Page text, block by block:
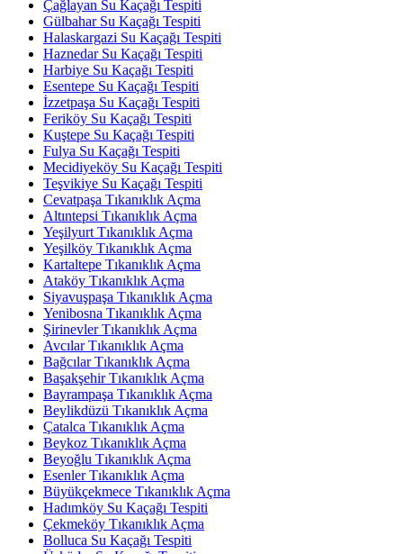
Çağlayan Su Kaçağı Tespiti
Gülbahar Su Kaçağı Tespiti
Halaskargazi Su Kaçağı Tespiti
Haznedar Su Kaçağı Tespiti
Harbiye Su Kaçağı Tespiti
Esentepe Su Kaçağı Tespiti
İzzetpaşa Su Kaçağı Tespiti
Feriköy Su Kaçağı Tespiti
Kuştepe Su Kaçağı Tespiti
Fulya Su Kaçağı Tespiti
Mecidiyeköy Su Kaçağı Tespiti
Teşvikiye Su Kaçağı Tespiti
Cevatpaşa Tıkanıklık Açma
Altıntepsi Tıkanıklık Açma
Yeşilyurt Tıkanıklık Açma
Yeşilköy Tıkanıklık Açma
Kartaltepe Tıkanıklık Açma
Ataköy Tıkanıklık Açma
Siyavuşpaşa Tıkanıklık Açma
Yenibosna Tıkanıklık Açma
Şirinevler Tıkanıklık Açma
Avcılar Tıkanıklık Açma
Bağcılar Tıkanıklık Açma
Başakşehir Tıkanıklık Açma
Bayrampaşa Tıkanıklık Açma
Beylikdüzü Tıkanıklık Açma
Çatalca Tıkanıklık Açma
Beykoz Tıkanıklık Açma
Beyoğlu Tıkanıklık Açma
Esenler Tıkanıklık Açma
Büyükçekmece Tıkanıklık Açma
Hadımköy Su Kaçağı Tespiti
Çekmeköy Tıkanıklık Açma
Bolluca Su Kaçağı Tespiti